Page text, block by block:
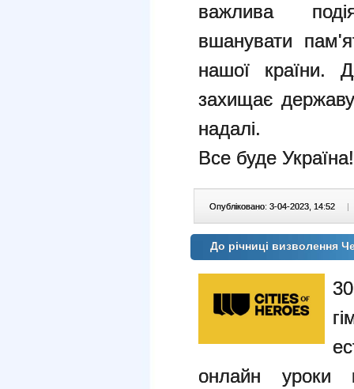
важлива
вшанувати
нашої країни.
захищає
надалі.
Все буде Україна!
Опубліковано: 3-04-2023, 14:52 |
До річниці визволення
онлайн